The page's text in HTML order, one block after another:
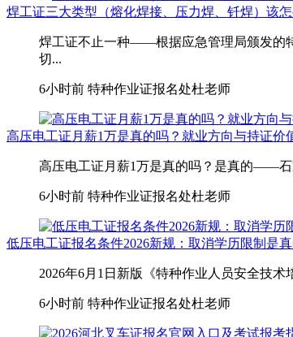
焊工证三大类型（熔化焊接、压力焊、钎焊）该怎
焊工证不止一种——根据应急管理局颁发的
切...
6小时前 特种作业证报名处杜老师
高压电工证月薪1万是真的吗？就业方向与持证价
高压电工证月薪1万是真的吗？是真的——石
6小时前 特种作业证报名处杜老师
低压电工证报名条件2026新规：取消学历限制是真
2026年6月1日新版《特种作业人员安全技
6小时前 特种作业证报名处杜老师